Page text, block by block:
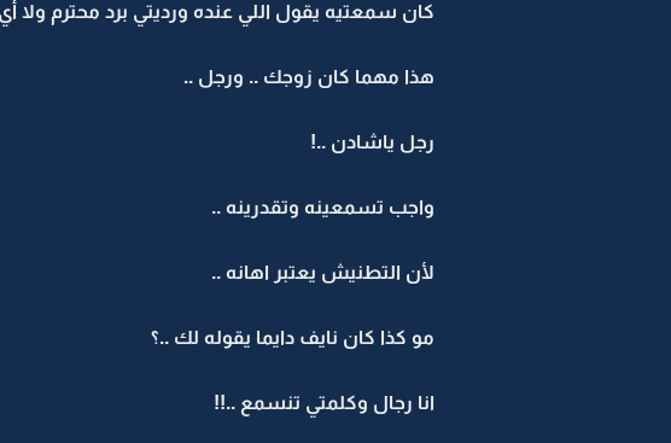
كان سمعتيه يقول اللي عنده ورديتي برد محترم ولا
هذا مهما كان زوجك .. ورجل ..
رجل ياشادن ..!
واجب تسمعينه وتقدرينه ..
لأن التطنيش يعتبر اهانه ..
مو كذا كان نايف دايما يقوله لك ..؟
انا رجال وكلمتي تنسمع ..!!